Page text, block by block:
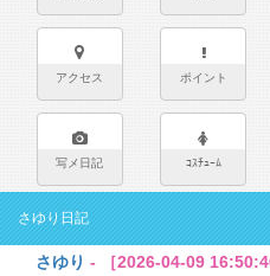
アクセス ポイント
写メ日記 ｺｽﾁｭｰﾑ
さゆり日記
さゆり - ［2026-04-09